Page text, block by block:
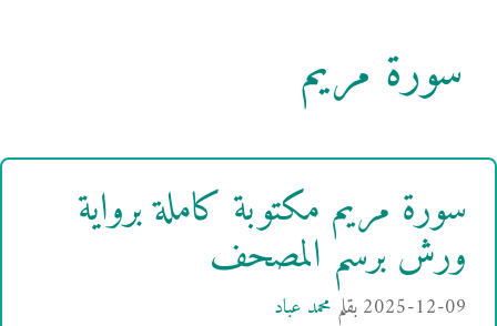
سورة مريم
سورة مريم مكتوبة كاملة برواية
ورش برسم المصحف
2025-12-09بقلم محمد عباد